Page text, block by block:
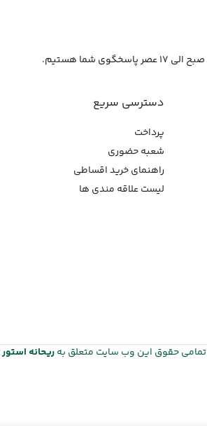
دسترسی سریع
پرداخت
شعبه حضوری
راهنمای خرید اقساطی
لیست علاقه مندی ها
تمامی حقوق این وب سایت متعلق بهریحانه استور